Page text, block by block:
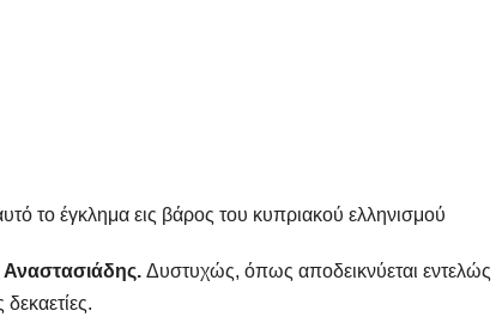
το έγκλημα εις βάρος του κυπριακού ελληνισμού
Αναστασιάδης. Δυστυχώς, όπως αποδεικνύεται εντελώς